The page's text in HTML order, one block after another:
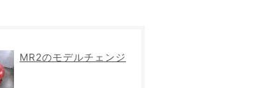
MR2のモデルチェンジ